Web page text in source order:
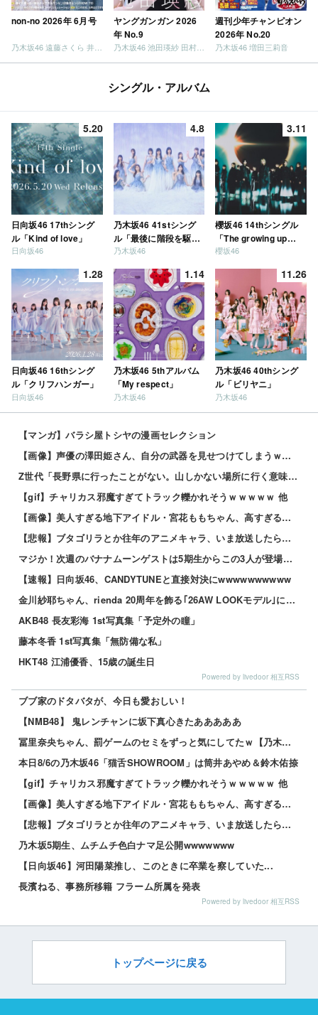
non-no 2026年 6月号
ヤングガンガン 2026
年 No.9
乃木坂46 池田瑛紗 田村真佑
週刊少年チャンピオン
2026年 No.20
乃木坂46 増田三莉音
シングル・アルバム
5.20
日向坂46 17thシング
ル「Kind of love」
日向坂46
4.8
乃木坂46 41stシング
ル「最後に階段を駆け
上がったのはいつ
乃木坂46
3.11
櫻坂46 14thシングル
「The growing up
train」
櫻坂46
1.28
日向坂46 16thシング
ル「クリフハンガー」
日向坂46
1.14
乃木坂46 5thアルバム
「My respect」
乃木坂46
11.26
乃木坂46 40thシング
ル「ビリヤニ」
乃木坂46
【マンガ】バラシ屋トシヤの漫画セレクション
【画像】声優の澤田姫さん、自分の武器を見せつけてしまうｗｗｗｗ
Z世代「長野県に行ったことがない。山しかない場所に行く意味ある？」←これ
【gif】チャリカス邪魔すぎてトラック轢かれそうｗｗｗｗｗ 他
【画像】美人すぎる地下アイドル・宮花ももちゃん、高すぎるスペックがこちらｗｗｗｗ 他
【悲報】ブタゴリラとか往年のアニメキャラ、いま放送したら大問題になる模様www 他
マジか！次週のバナナムーンゲストは5期生からこの3人が登場！！！【乃木坂46】
【速報】日向坂46、CANDYTUNEと直接対決にwwwwwwwwww
金川紗耶ちゃん、rienda 20周年を飾る｢26AW LOOKモデル｣に就任！！！【乃木坂46】
AKB48 長友彩海 1st写真集「予定外の瞳」
藤本冬香 1st写真集「無防備な私」
HKT48 江浦優香、15歳の誕生日
Powered by livedoor 相互RSS
ブブ家のドタバタが、今日も愛おしい！
【NMB48】 鬼レンチャンに坂下真心きたあああああ
冨里奈央ちゃん、罰ゲームのセミをずっと気にしてたｗ【乃木坂46】
本日8/6の乃木坂46「猫舌SHOWROOM」は筒井あやめ＆鈴木佑捺
【gif】チャリカス邪魔すぎてトラック轢かれそうｗｗｗｗｗ 他
【画像】美人すぎる地下アイドル・宮花ももちゃん、高すぎるスペックがこちらｗｗｗｗ 他
【悲報】ブタゴリラとか往年のアニメキャラ、いま放送したら大問題になる模様www 他
乃木坂5期生、ムチムチ色白ナマ足公開wwwwwww
【日向坂46】河田陽菜推し、このときに卒業を察していた...
長濱ねる、事務所移籍 フラーム所属を発表
Powered by livedoor 相互RSS
トップページに戻る